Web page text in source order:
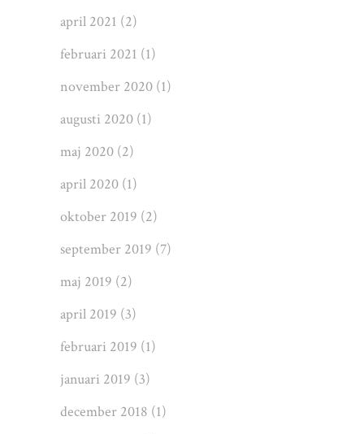
april 2021 (2)
februari 2021 (1)
november 2020 (1)
augusti 2020 (1)
maj 2020 (2)
april 2020 (1)
oktober 2019 (2)
september 2019 (7)
maj 2019 (2)
april 2019 (3)
februari 2019 (1)
januari 2019 (3)
december 2018 (1)